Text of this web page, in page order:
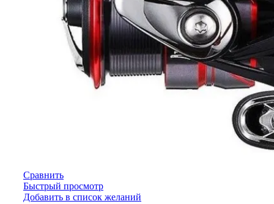
Сравнить
Быстрый просмотр
Добавить в список желаний